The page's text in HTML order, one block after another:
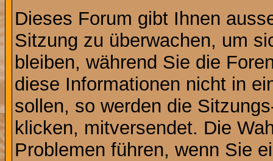
Dieses Forum gibt Ihnen
Sitzung zu überwachen, um
bleiben, während Sie die
diese Informationen nicht in
sollen, so werden die
klicken, mitversendet. Die
Problemen führen, wenn Sie